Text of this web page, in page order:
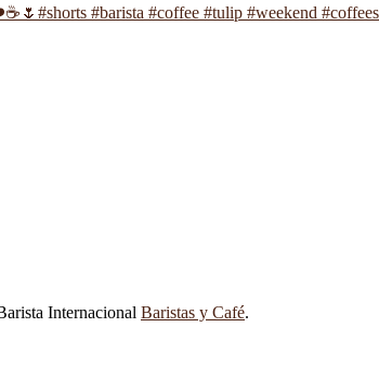
#barista #coffee #tulip #weekend
Internacional Baristas y Café.